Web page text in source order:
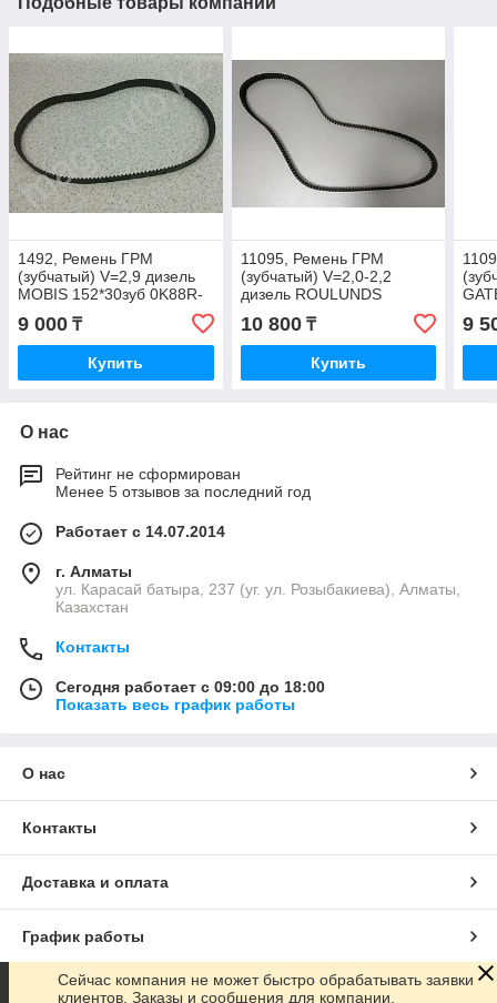
1492, Ремень ГРМ
(зубчатый) V=2,9 дизель
MOBIS 152*30зуб 0K88R-
9 000 ₸
Купить
11095, Ремень ГРМ
(зубчатый) V=2,0-2,2
дизель ROULUNDS
164*25,4зуб 0K018-12205
10 800₸
Купить
9
О нас
Рейтинг не сформирован
Менее 5 отзывов за последний год
Работает с 14.07.2014
г. Алматы
ул. Карасай батыра, 237 (уг. ул. Розыбакиева), Алматы,
Казахстан
Контакты
Сегодня работает с 09:00 до 18:00
Показать весь график работы
О нас
Контакты
Доставка и оплата
График работы
Полная версия сайта
Сейчас компания не может быстро обрабатывать заявки
клиентов. Заказы и сообщения для компании,